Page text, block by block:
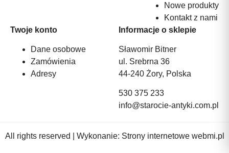
Nowe produkty
Kontakt z nami
Twoje konto
Dane osobowe
Zamówienia
Adresy
Informacje o sklepie
Sławomir Bitner
ul. Srebrna 36
44-240 Żory, Polska
530 375 233
info@starocie-antyki.com.pl
All rights reserved | Wykonanie: Strony internetowe webmi.pl